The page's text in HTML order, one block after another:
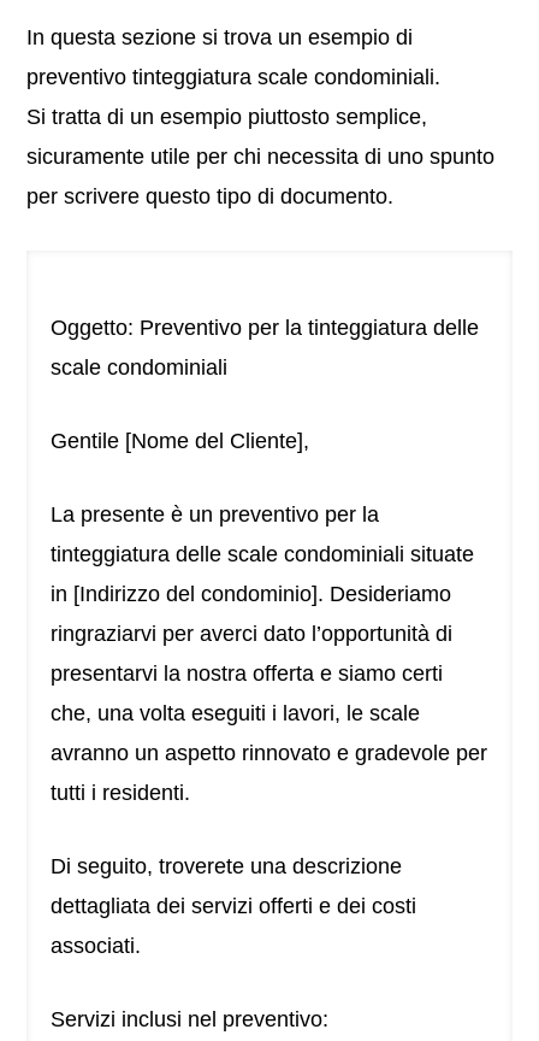
In questa sezione si trova un esempio di
preventivo tinteggiatura scale condominiali.
Si tratta di un esempio piuttosto semplice,
sicuramente utile per chi necessita di uno spunto
per scrivere questo tipo di documento.
Oggetto: Preventivo per la tinteggiatura delle
scale condominiali
Gentile [Nome del Cliente],
La presente è un preventivo per la
tinteggiatura delle scale condominiali situate
in [Indirizzo del condominio]. Desideriamo
ringraziarvi per averci dato l’opportunità di
presentarvi la nostra offerta e siamo certi
che, una volta eseguiti i lavori, le scale
avranno un aspetto rinnovato e gradevole per
tutti i residenti.
Di seguito, troverete una descrizione
dettagliata dei servizi offerti e dei costi
associati.
Servizi inclusi nel preventivo: